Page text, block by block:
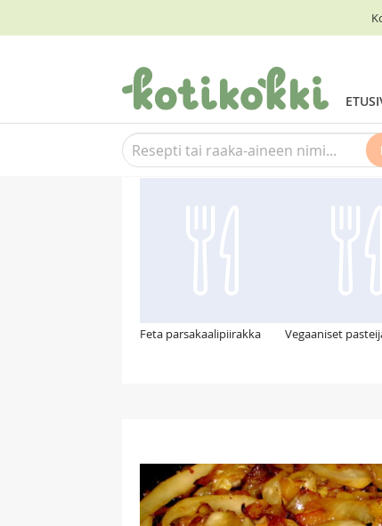
Suosittelemme myös
Feta parsakaalipiirakka Vegaaniset